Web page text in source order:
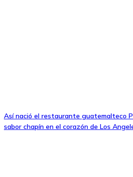
Así nació el restaurante guatemalteco
sabor chapín en el corazón de Los